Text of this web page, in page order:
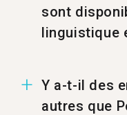
sont
linguistique
échange
Y a-t-il des
autres que